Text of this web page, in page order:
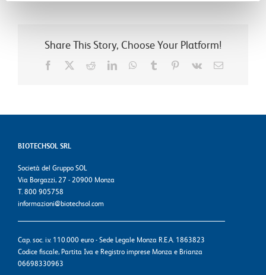
Share This Story, Choose Your Platform!
Facebook
X RedditLinkedInWhatsApp
Tumblr Pinterest
Vk Email
BIOTECHSOL SRL
Società del Gruppo SOL
Via Borgazzi, 27 - 20900 Monza
T. 800 905758
informazioni@biotechsol.com
Cap. soc. i.v. 110.000 euro - Sede Legale Monza R.E.A. 1863823
Codice fiscale, Partita Iva e Registro imprese Monza e Brianza
06698330963